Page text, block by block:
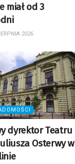
miał od 3
2026
dyrektor Teatru
Osterwy w